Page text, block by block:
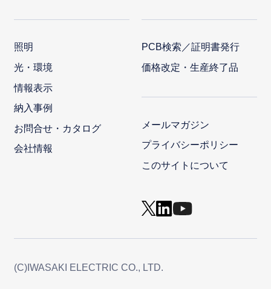
照明
光・環境
情報表示
納入事例
お問合せ・カタログ
会社情報
PCB検索／証明書発行
価格改定・生産終了品
メールマガジン
プライバシーポリシー
このサイトについて
(C)IWASAKI ELECTRIC CO., LTD.